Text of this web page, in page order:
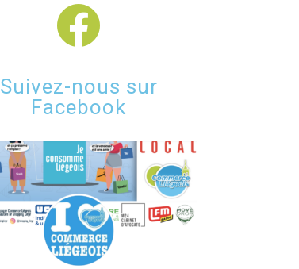
Suivez-nous sur
Facebook